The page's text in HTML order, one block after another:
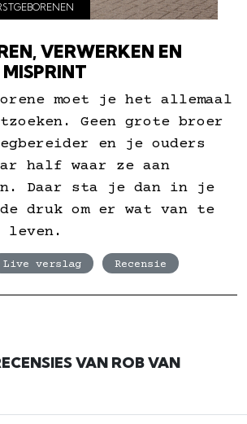
VERWERKEN EN
moet je het allemaal
Geen grote broer
en je ouders
half waar ze aan
Daar sta je dan in je
druk om er wat van te
leven.
Live verslag Recensie
VAN ROB VAN